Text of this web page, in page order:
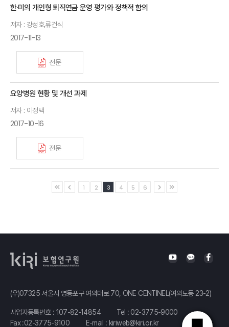
한·미의 개인형 퇴직연금 운영 평가와 정책적 함의
저자 : 강성호,류건식
2017-11-13
전문
요양병원 현황 및 개선 과제
저자 : 이정택
2017-10-16
전문
1 2 3 4 5 6
(우)07325 서울시 영등포구 여의대로 70, ONE CENTINEL(여의도동 23-2)
사업자등록번호 : 107-82-14854 Tel : 02-3775-9000
Fax :02-3775-9100
E-mail : kiriweb@kiri.or.kr